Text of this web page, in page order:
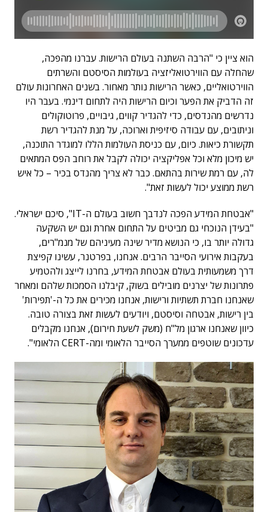
הוא ציין כי "הרבה השתנה בעולם הרישות. עברנו מהפכה,
שהחלה עם הווירטואליזציה בעולמות הסיסטם והשרתים
הווירטואליים, כאשר הרישות נותר מאחור. בשנים האחרונות עולם
זה הדביק את הפער וכיום הרישות היה לתחום דינמי. בעבר היו
נדרשים מהנדסים, כדי להגדיר קווים, גיבויים, פרוטוקולים
וניתובים, עם עבודה סיזיפית וארוכה, על מנת להגדיר רשת
תקשורת כיאות. כיום, עם כניסת העולמות הללו למוגדר התוכנה,
יש מיכון מלא וכל אפליקציה יכולה לקבל את רוחב הפס המתאים
לה, עם רמת שירות בהתאם. כבר לא צריך מהנדס בכיר – כל איש
רשת ממוצע יכול לעשות זאת".
"אבטחת המידע הפכה לנדבך חשוב בעולם ה-IT", סיכם ישראלי.
"בעידן הנוכחי גם מביטים על התחום אחרת וגם יש השקעה
גדולה יותר בו, כי הנושא מדיר שינה מעיניהם של מנמ"רים,
בעקבות אירועי הסייבר הרבים. אנחנו, בפרטנר, עשינו קפיצת
דרך משמעותית בעולם אבטחת המידע, בחרנו לייצג ולהטמיע
פתרונות של יצרנים מובילים בשוק, קיבלנו הסמכות שלהם ומאחר
שאנחנו חברת תשתיות ורישות, אנחנו מכירים את כל ה-'תפירות'
בין רישות, אבטחה וסיסטם, ויודעים לעשות זאת בצורה טובה.
כיוון שאנחנו ארגון מל"ח (משק לשעת חירום), אנחנו מקבלים
עדכונים שוטפים ממערך הסייבר הלאומי ומה-CERT הלאומי".